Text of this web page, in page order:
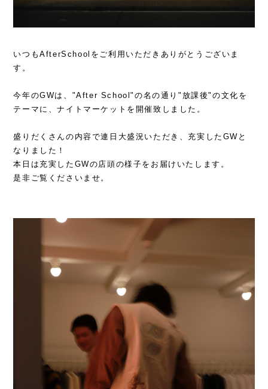
いつもAfterSchoolをご利用いただきありがとうございま
す。
今年のGWは、 "After School"の名の通り"放課後"の文化を
テーマに、ナイトマーケットを開催致しました。
盛りだくさんの内容で連日大盛況いただき、充実したGWと
なりました！
本日は充実したGWの店頭の様子をお届けいたします。
是非ご覧くださいませ。